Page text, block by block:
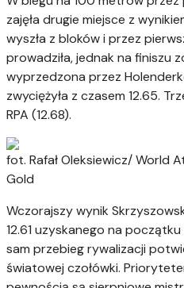
zajęła drugie miejsce z
wyszła z bloków i przez
prowadziła, jednak na finiszu
wyprzedzona przez
zwyciężyła z czasem 12.65.
RPA (12.68).
fot. Rafał Oleksiewicz/ World
Gold
Wczorajszy wynik
12.61 uzyskanego na
sam przebieg rywalizacji
światowej czołówki.